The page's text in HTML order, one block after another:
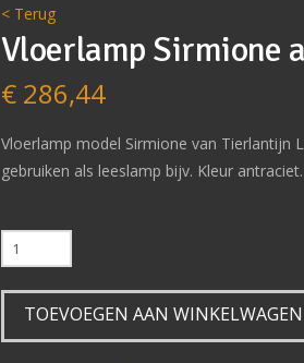
< Terug
Vloerlamp Sirmione
€286,44
Vloerlamp model Sirmione van Tierlantijn
gebruiken als leeslamp bijv. Kleur
Vloerlamp
Sirmione
antraciet
aantalTOEVOEGEN AAN WINKELWAGEN